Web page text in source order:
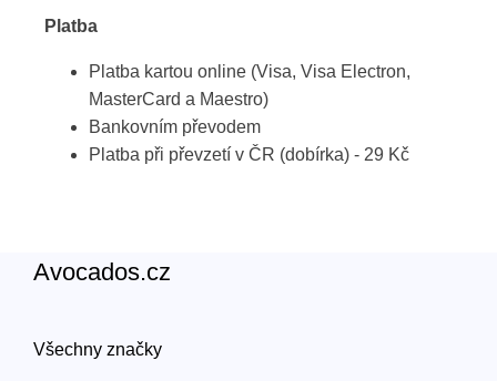
Platba
Platba kartou online (Visa, Visa Electron,
MasterCard a Maestro)
Bankovním převodem
Platba při převzetí v ČR (dobírka) - 29 Kč
Avocados.cz
Všechny značky